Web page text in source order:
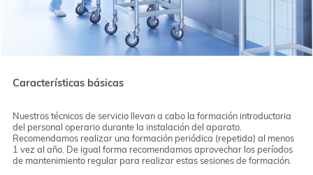
Características básicas
Nuestros técnicos de servicio llevan a cabo la formación introductoria
del personal operario durante la instalación del aparato.
Recomendamos realizar una formación periódica (repetida) al menos
1 vez al año. De igual forma recomendamos aprovechar los períodos
de mantenimiento regular para realizar estas sesiones de formación.